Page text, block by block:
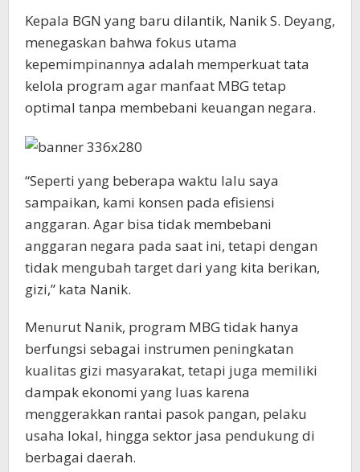
Kepala BGN yang baru dilantik, Nanik S. Deyang,
menegaskan bahwa fokus utama
kepemimpinannya adalah memperkuat tata
kelola program agar manfaat MBG tetap
optimal tanpa membebani keuangan negara.
“Seperti yang beberapa waktu lalu saya
sampaikan, kami konsen pada efisiensi
anggaran. Agar bisa tidak membebani
anggaran negara pada saat ini, tetapi dengan
tidak mengubah target dari yang kita berikan,
gizi,” kata Nanik.
Menurut Nanik, program MBG tidak hanya
berfungsi sebagai instrumen peningkatan
kualitas gizi masyarakat, tetapi juga memiliki
dampak ekonomi yang luas karena
menggerakkan rantai pasok pangan, pelaku
usaha lokal, hingga sektor jasa pendukung di
berbagai daerah.